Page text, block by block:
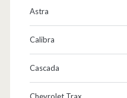
Astra
Calibra
Cascada
Chevrolet Trax